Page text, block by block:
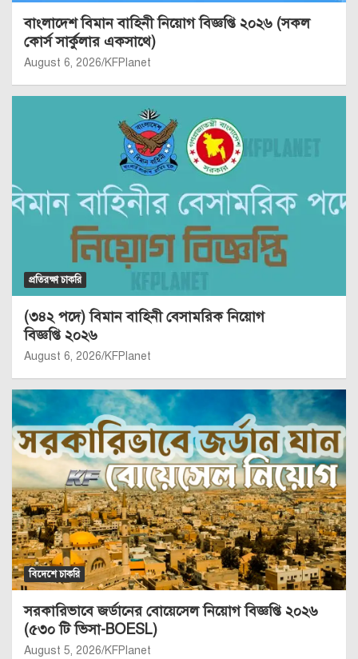
বাংলাদেশ বিমান বাহিনী নিয়োগ বিজ্ঞপ্তি ২০২৬ (সকল
কোর্স সার্কুলার একসাথে)
August 6, 2026 KFPlanet
প্রতিরক্ষা চাকরি
(৩৪২ পদে) বিমান বাহিনী বেসামরিক নিয়োগ
বিজ্ঞপ্তি ২০২৬
August 6, 2026 KFPlanet
বিদেশে চাকরি
সরকারিভাবে জর্ডানের বোয়েসেল নিয়োগ বিজ্ঞপ্তি ২০২৬
(৫৩০ টি ভিসা-BOESL)
August 5, 2026 KFPlanet